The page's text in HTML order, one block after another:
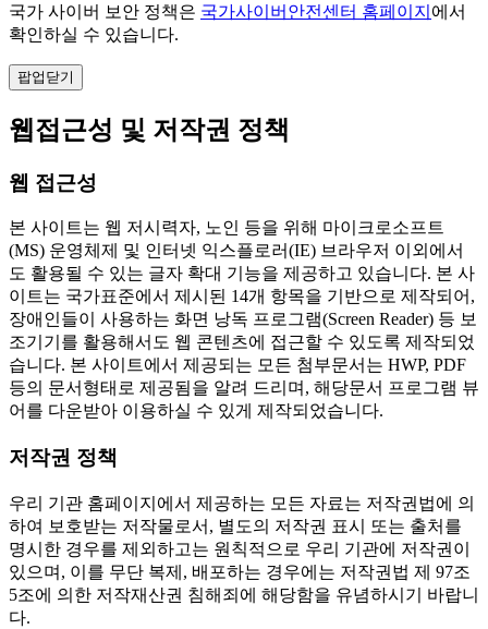
국가 사이버 보안 정책은 국가사이버안전센터 홈페이지 에서
확인하실 수 있습니다.
팝업닫기
웹접근성 및 저작권 정책
웹 접근성
본 사이트는 웹 저시력자, 노인 등을 위해 마이크로소프트
(MS) 운영체제 및 인터넷 익스플로러(IE) 브라우저 이외에서
도 활용될 수 있는 글자 확대 기능을 제공하고 있습니다. 본 사
이트는 국가표준에서 제시된 14개 항목을 기반으로 제작되어,
장애인들이 사용하는 화면 낭독 프로그램(Screen Reader) 등 보
조기기를 활용해서도 웹 콘텐츠에 접근할 수 있도록 제작되었
습니다. 본 사이트에서 제공되는 모든 첨부문서는 HWP, PDF
등의 문서형태로 제공됨을 알려 드리며, 해당문서 프로그램 뷰
어를 다운받아 이용하실 수 있게 제작되었습니다.
저작권 정책
우리 기관 홈페이지에서 제공하는 모든 자료는 저작권법에 의
하여 보호받는 저작물로서, 별도의 저작권 표시 또는 출처를
명시한 경우를 제외하고는 원칙적으로 우리 기관에 저작권이
있으며, 이를 무단 복제, 배포하는 경우에는 저작권법 제 97조
5조에 의한 저작재산권 침해죄에 해당함을 유념하시기 바랍니
다.